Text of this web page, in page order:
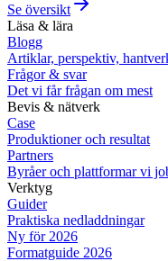
Se översikt
Läsa & lära
Blogg
Artiklar, perspektiv,
Frågor & svar
Det vi får frågan om mest
Bevis & nätverk
Case
Produktioner och resultat
Partners
Byråer och plattformar vi
Verktyg
Guider
Praktiska nedladdningar
Ny för 2026
Formatguide 2026